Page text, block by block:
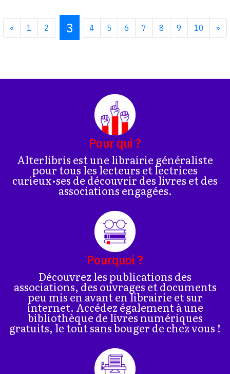
« 1 2 3 4 5 6 7 8 9 10 »
Pour qui ?
Alterlibris est une librairie généraliste
pour tous les lecteurs et lectrices
curieux•ses de découvrir des livres et des
associations engagées.
Pourquoi ?
Découvrez les publications des
associations, des ouvrages et documents
peu mis en avant en librairie et sur
internet. Accédez également à une
bibliothèque de livres numériques
gratuits, le tout sans bouger de chez vous !